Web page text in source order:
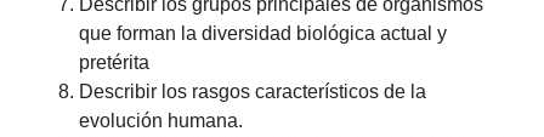
que forman la diversidad biológica actual y
pretérita
Describir los rasgos característicos de la
evolución humana.